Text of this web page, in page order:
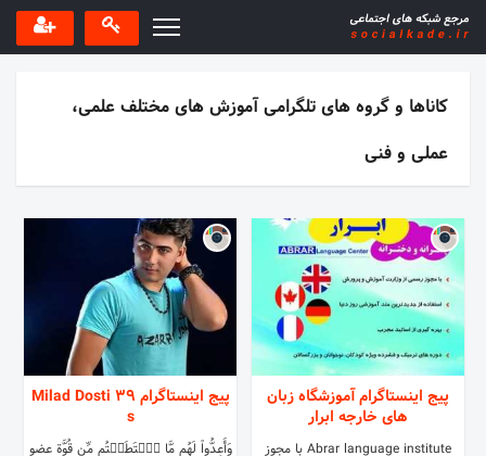
کاناها و گروه های تلگرامی آموزش های مختلف علمی،
عملی و فنی
پیج اینستاگرام آموزشگاه زبان
های خارجه ابرار
Abrar language institute با مجوز
پیج اینستاگرام Milad Dosti 39
s
وَأَعِدُّواْ لَهُم مَّا ٱسۡتَطَعۡتُم مِّن قُوَّة عضو